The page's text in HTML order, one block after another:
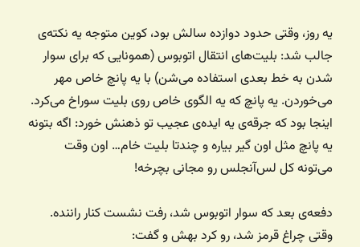
یه روز، وقتی حدود دوازده سالش بود، کوین متوجه یه نکته‌ی
جالب شد: بلیت‌های انتقال اتوبوس (همونایی که برای سوار
شدن به خط بعدی استفاده می‌شن) با یه پانچ خاص مهر
می‌خوردن. یه پانچ که یه الگوی خاص روی بلیت سوراخ می‌کرد.
اینجا بود که جرقه‌ی یه ایده‌ی عجیب تو ذهنش خورد: اگه بتونه
یه پانچ مثل اون گیر بیاره و چندتا بلیت خام… اون وقت
می‌تونه کل لس‌آنجلس رو مجانی بچرخه!
دفعه‌ی بعد که سوار اتوبوس شد، رفت نشست کنار راننده.
وقتی چراغ قرمز شد، رو کرد بهش و گفت: